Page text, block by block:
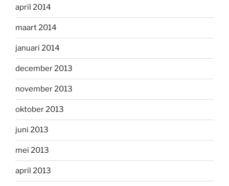
april 2014
maart 2014
januari 2014
december 2013
november 2013
oktober 2013
juni 2013
mei 2013
april 2013